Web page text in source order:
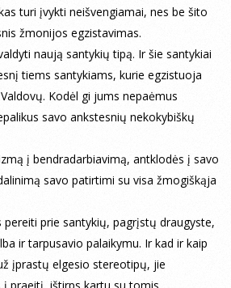
turi įvykti neišvengiamai, nes be šito
žmonijos egzistavimas.
naują santykių tipą. Ir šie santykiai
tiems santykiams, kurie egzistuoja
Kodėl gi jums nepaėmus
savo ankstesnių nekokybiškų
į bendradarbiavimą, antklodės į savo
savo patirtimi su visa žmogiškąja
pereiti prie santykių, pagrįstų draugyste,
ir tarpusavio palaikymu. Ir kad ir kaip
įprastų elgesio stereotipų, jie